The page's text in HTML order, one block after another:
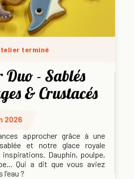
terminé
- Sablés
& Crustacés
2026
approcher grâce à une
et notre glace royale
Dauphin, poulpe,
Qui a dit que vous aviez
l'eau ?